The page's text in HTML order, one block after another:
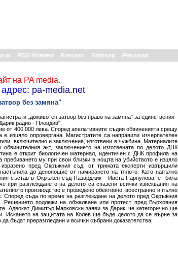
RSS Новини Контакт Sitemap Реклама
на PA media.
pa-media.net
без замяна"
„доживотен затвор без право на замяна" за единствения
радио - Пловдив".
от 400 000 лева. Според апелативните съдии обвиненията срещу
изцяло опровергана. Магистратите са направили изчерпателен
включително и заключения, изготвени в чужбина. Материалите
акт, заключението на изготвената по делото ДНК
е открит биологичен материал, идентичен с ДНК профила на
му при свои близки в нощта на убийството е изцяло
пред Окръжния съд, от тримата експерти извършили
до денонощие от намирането на тялото. Като напълно
състав в Окръжен съд Пазарджик - Ивета Парпулова, е била
разглеждането на делото са спазени всички изисквания на
производство е проведено обективно, всестранно и пълно
Според съда по време на разглеждане на делото пред Окръжния
подлежи на обжалване или протест пред Върховния
Адвокат Димитър Марковски заяви за Дарик, че категорично ще
Искането на защитата на Колев ще бъде делото да се върне за
бъдат преразгледани и всички събрани доказателства.